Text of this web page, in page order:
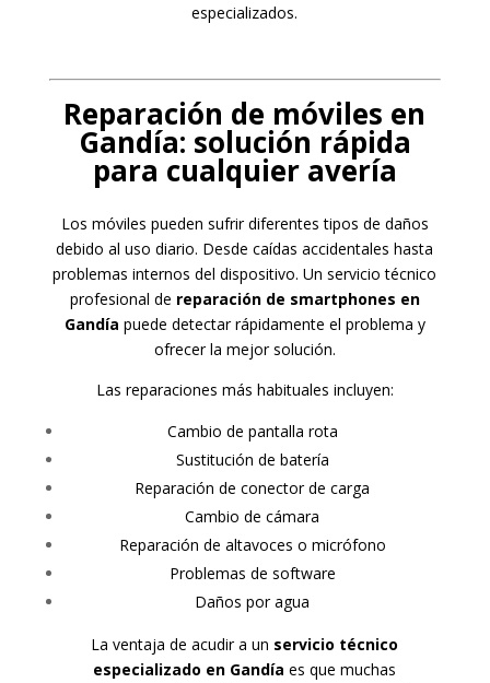
especializados.
Reparación de móviles en
Gandía: solución rápida
para cualquier avería
Los móviles pueden sufrir diferentes tipos de daños
debido al uso diario. Desde caídas accidentales hasta
problemas internos del dispositivo. Un servicio técnico
profesional de reparación de smartphones en
Gandía puede detectar rápidamente el problema y
ofrecer la mejor solución.
Las reparaciones más habituales incluyen:
Cambio de pantalla rota
Sustitución de batería
Reparación de conector de carga
Cambio de cámara
Reparación de altavoces o micrófono
Problemas de software
Daños por agua
La ventaja de acudir a un servicio técnico
especializado en Gandía es que muchas